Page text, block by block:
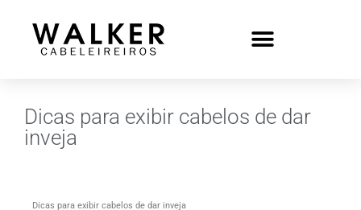
Dicas para exibir cabelos de dar
inveja
Dicas para exibir cabelos de dar inveja